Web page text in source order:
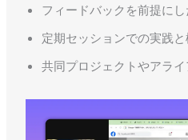
フィードバックを前提に
定期セッションでの実践
共同プロジェクトやアラ